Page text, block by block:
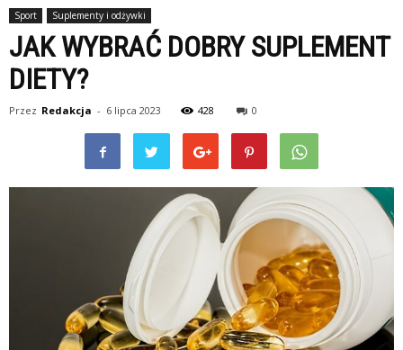
Sport Suplementy i odżywki
JAK WYBRAĆ DOBRY SUPLEMENT
DIETY?
Przez Redakcja - 6 lipca 2023 428 0